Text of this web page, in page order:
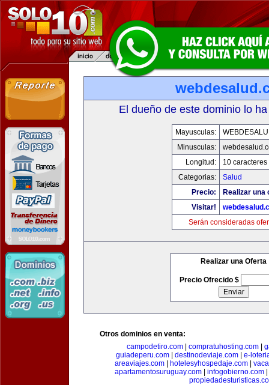
El dueño de este dominio lo
Mayusculas:
Minusculas:
Longitud:
10 caracteres
Categorias:
Salud
Precio:
Realizar una
Visitar!
Serán consideradas
Realizar una Oferta
Precio Ofrecido $
Otros dominios en venta:
campodetiro.com
compratuhosting.com
guiadeperu.com
destinodeviaje.com
e-
areaviajes.com
hotelesyhospedaje.com
apartamentosuruguay.com
infogobierno.com